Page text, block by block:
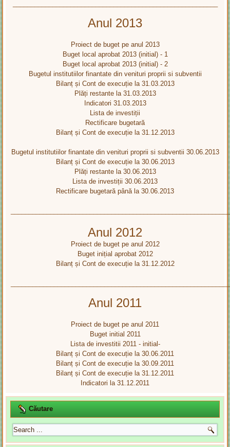
Anul 2013
Proiect de buget pe anul 2013
Buget local aprobat 2013 (initial) - 1
Buget local aprobat 2013 (initial) - 2
Bugetul institutiilor finantate din venituri proprii si subventii
Bilanț și Cont de execuție la 31.03.2013
Plăți restante la 31.03.2013
Indicatori 31.03.2013
Lista de investiții
Rectificare bugetară
Bilanț și Cont de execuție la 31.12.2013
Bugetul institutiilor finantate din venituri proprii si subventii 30.06.2013
Bilanț și Cont de execuție la 30.06.2013
Plăți restante la 30.06.2013
Lista de investiții 30.06.2013
Rectificare bugetară până la 30.06.2013
Anul 2012
Proiect de buget pe anul 2012
Buget inițial aprobat 2012
Bilanț și Cont de execuție la 31.12.2012
Anul 2011
Proiect de buget pe anul 2011
Buget initial 2011
Lista de investitii 2011 - initial-
Bilanț și Cont de execuție la 30.06.2011
Bilanț și Cont de execuție la 30.09.2011
Bilanț și Cont de execuție la 31.12.2011
Indicatori la 31.12.2011
Căutare